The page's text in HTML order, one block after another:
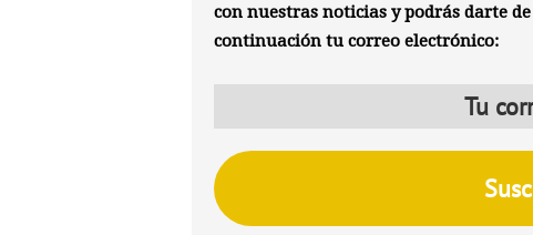
con nuestras noticias y podrás darte
continuación tu correo electrónico: